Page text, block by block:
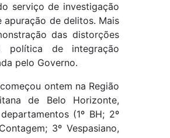
serviço de investigação
apuração de delitos. Mais
das distorções
política de integração
pelo Governo.
ontem na Região
de Belo Horizonte,
(1º BH; 2º
3º Vespasiano,